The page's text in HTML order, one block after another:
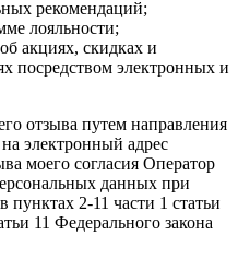
рекомендаций;
лояльности;
акциях, скидках и
посредством электронных и
отзыва путем направления
электронный адрес
моего согласия Оператор
данных при
2-11 части 1 статьи
11 Федерального закона